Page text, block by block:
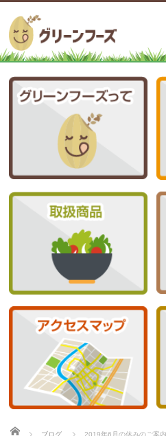
ホーム
ブログ 2019年6月の休みのご案内